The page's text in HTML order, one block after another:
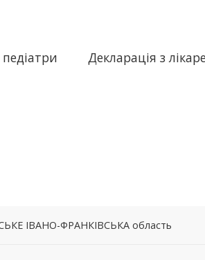
педіатри Декларація з
ІВАНО-ФРАНКІВСЬКА область